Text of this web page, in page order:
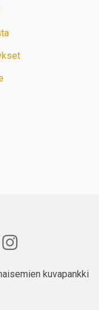
kuvapankki